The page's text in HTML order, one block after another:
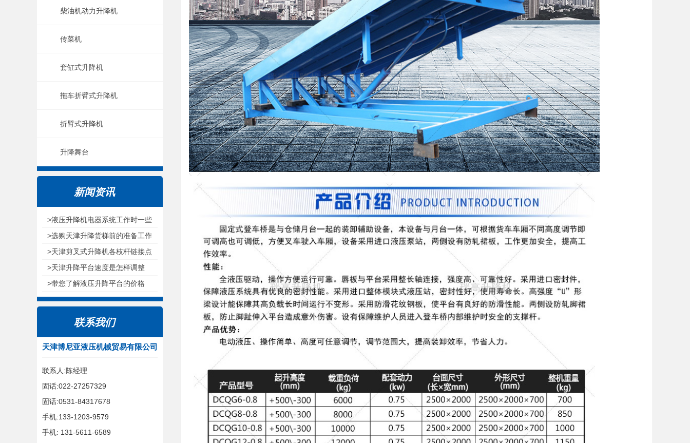
柴油机动力升降机
传菜机
套缸式升降机
拖车折臂式升降机
折臂式升降机
升降舞台
新闻资讯
>液压升降机电器系统工作时一些
注意环节
>选购天津升降货梯前的准备工作
>天津剪叉式升降机各枝杆链接点
为什么选用无油耐磨轴承呢
>天津升降平台速度是怎样调整
的？
>带您了解液压升降平台的价格
联系我们
天津博尼亚液压机械贸易有限公司
联系人:陈经理
固话:022-27257329
固话:0531-84317678
手机:133-1203-9579
手机: 131-5611-6589